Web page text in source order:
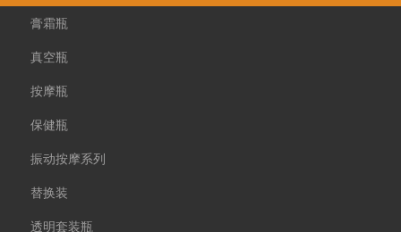
膏霜瓶
真空瓶
按摩瓶
保健瓶
振动按摩系列
替换装
透明套装瓶